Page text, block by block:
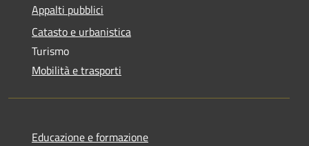
Appalti pubblici
Catasto e urbanistica
Turismo
Mobilità e trasporti
Educazione e formazione